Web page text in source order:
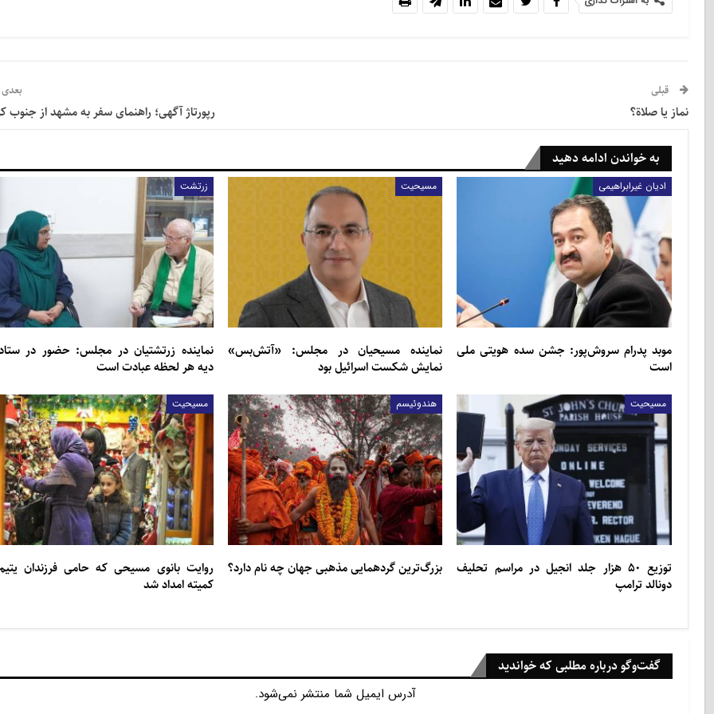
قبلی
نماز یا صلاة؟ رپورتاژ آگهی؛ راهنمای سفر به مشهد از جنوب
به خواندن ادامه دهید
ادیان غیرابراهیمی
موبد پدرام سروش‌پور: جشن سده هویتی ملی
است
مسیحیت
نماینده مسیحیان در مجلس: «آتش‌بس»
نمایش شکست اسرائیل بود
زرتشت
نماینده زرتشتیان در مجلس: حضور در
دیه هر لحظه عبادت است
مسیحیت
توزیع ۵۰ هزار جلد انجیل در مراسم تحلیف
دونالد ترامپ
هندوئیسم
بزرگ‌ترین گردهمایی مذهبی جهان چه نام دارد؟
مسیحیت
روایت بانوی مسیحی که حامی فرزندان
کمیته امداد شد
گفت‌وگو درباره مطلبی که خواندید
آدرس ایمیل شما منتشر نمی‌شود.